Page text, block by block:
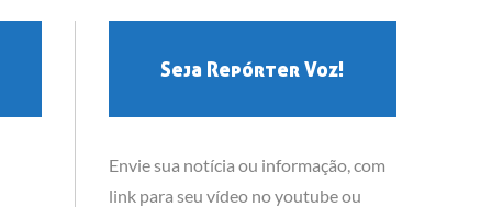
Seja Repórter Voz!
Envie sua notícia ou informação, com
link para seu vídeo no youtube ou